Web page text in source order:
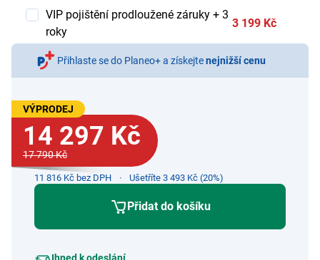
VIP pojištění prodloužené záruky + 3
roky
3 199 Kč
Přihlaste se do Planeo+ a získejtenejnižší cenu
VÝPRODEJ
14 297 Kč
17 790 Kč
11 816 Kč bez DPH Ušetříte 3 493 Kč (20%)
Přidat do košíku